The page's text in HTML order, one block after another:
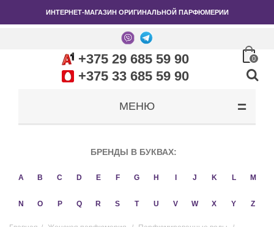
ИНТЕРНЕТ-МАГАЗИН ОРИГИНАЛЬНОЙ ПАРФЮМЕРИИ
+375 29 685 59 90
+375 33 685 59 90
0
МЕНЮ
БРЕНДЫ В БУКВАХ:
A B C D E F G H J K L M
N O P Q R S T U V W X Y Z